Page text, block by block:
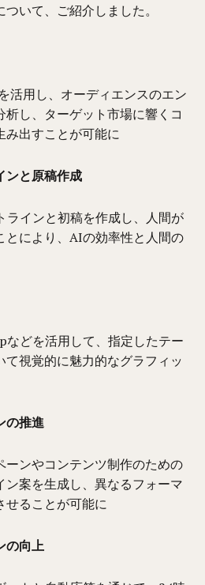
いて、ご紹介しました。
活用し、オーディエンスのエン
し、ターゲット市場に響くコ
み出すことが可能に
ンと原稿作成
ラインと初稿を作成し、人間が
とにより、AIの効率性と人間の
どを活用して、指定したテー
視覚的に魅力的なグラフィッ
の推進
ーンやコンテンツ制作のための
案を生成し、異なるフォーマ
せることが可能に
の向上